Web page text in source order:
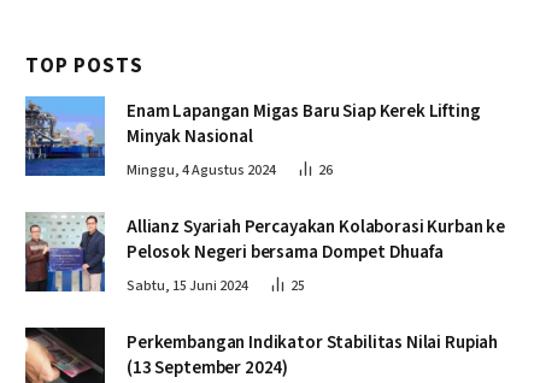
TOP POSTS
Enam Lapangan Migas Baru Siap Kerek Lifting
Minyak Nasional
Minggu, 4 Agustus 2024 26
Allianz Syariah Percayakan Kolaborasi Kurban ke
Pelosok Negeri bersama Dompet Dhuafa
Sabtu, 15 Juni 2024 25
Perkembangan Indikator Stabilitas Nilai Rupiah
(13 September 2024)